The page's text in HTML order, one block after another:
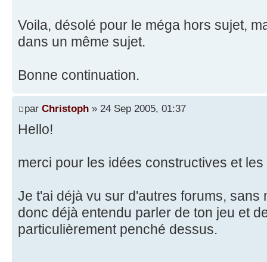
Voila, désolé pour le méga hors sujet,
dans un même sujet.
Bonne continuation.
par Christoph » 24 Sep 2005, 01:37
Hello!
merci pour les idées constructives et
Je t'ai déjà vu sur d'autres forums, sans
donc déjà entendu parler de ton jeu et
particulièrement penché dessus.